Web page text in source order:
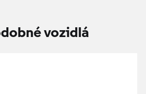
vozidlá